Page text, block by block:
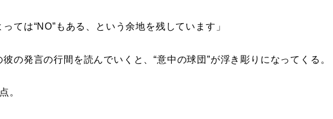
っては“NO”もある、という余地を残しています」
の発言の行間を読んでいくと、“意中の球団”が浮き彫りになってくる。
。